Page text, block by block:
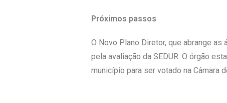
Próximos passos
O Novo Plano Diretor, que abrange
pela avaliação da SEDUR. O órgão
município para ser votado na Câmara